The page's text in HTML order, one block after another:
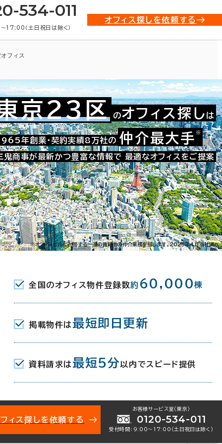
534-011
17:00（土日祝日は除く）
オフィス探しを依頼する
フィス
お問い合わせ番号：021-15060
15-1
京メトロ銀座線･丸ノ内線･日比谷線) A5口
(東京メトロ有楽町線) 1番口 7分
4階建
京23区 のオフィス探し は
年創業・契約実績8万社の 仲介最大手 ※
鬼商事が最新かつ豊富な情報で 最適なオフィスをご提案
※オフィスビルに付帯する一連の賃貸借の仲介業務を指します。2023年4月当社調べ
全国のオフィス物件登録数約 60,000棟
掲載物件は 最短即日更新
資料請求は 最短5分 以内でスピード提供
ィス探しを依頼する
お客様サービス室（東京）
0120-534-011
受付時間：9:00〜17:00（土日祝日は除く）